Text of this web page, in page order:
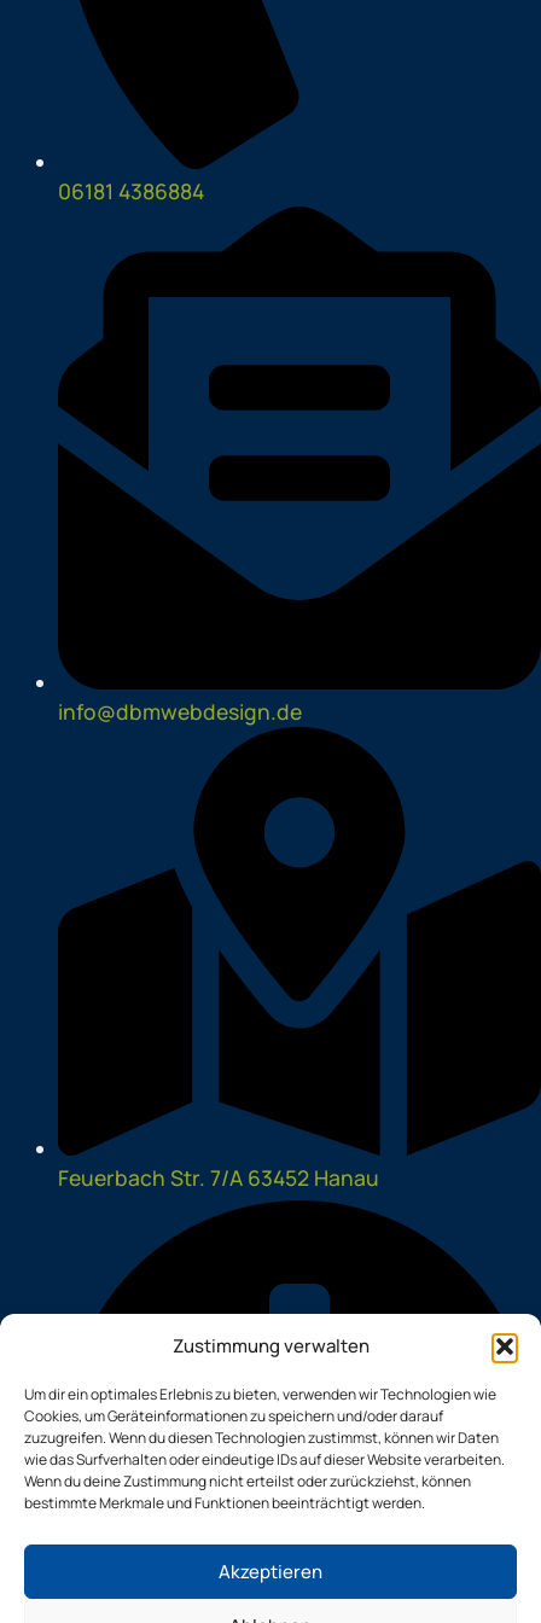
Zustimmung verwalten
Um dir ein optimales Erlebnis zu bieten, verwenden wir Technologien wie
Cookies, um Geräteinformationen zu speichern und/oder darauf
zuzugreifen. Wenn du diesen Technologien zustimmst, können wir Daten
wie das Surfverhalten oder eindeutige IDs auf dieser Website verarbeiten.
Wenn du deine Zustimmung nicht erteilst oder zurückziehst, können
bestimmte Merkmale und Funktionen beeinträchtigt werden.
Akzeptieren
06181 4386884
info@dbmwebdesign.de
Feuerbach Str. 7/A 63452 Hanau